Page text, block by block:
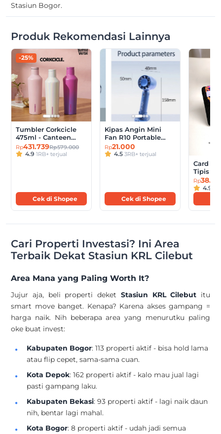
Stasiun Bogor.
Produk Rekomendasi Lainnya
-25%
Tumbler Corkcicle
475ml - Canteen
16oz 475ml Original
Tumbler 3-Layer
Rp431.739Rp579.000
4.9·1RB+ terjual
Cek di Shopee
Kipas Angin Mini
Fan R10 Portable
Turbo Rechargeable
2000mAh
Rp21.000
4.5·3RB+ terjual
Cek di Shopee
Card
Tipis
VINGE
Rp
4.9
Cari Properti Investasi? Ini Area
Terbaik Dekat Stasiun KRL Cilebut
Area Mana yang Paling Worth It?
Jujur aja, beli properti deket Stasiun KRL Cilebut itu
smart move banget. Kenapa? Karena akses gampang =
harga naik. Nih beberapa area yang menurutku paling
oke buat invest:
Kabupaten Bogor: 113 properti aktif - bisa hold lama
atau flip cepet, sama-sama cuan.
Kota Depok: 162 properti aktif - kalo mau jual lagi
pasti gampang laku.
Kabupaten Bekasi: 93 properti aktif - lagi naik daun
nih, bentar lagi mahal.
Kota Bogor: 8 properti aktif - udah jadi semua